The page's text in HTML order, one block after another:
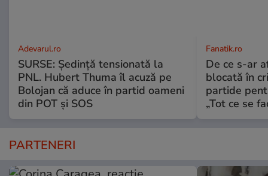
Adevarul.ro
SURSE: Ședință tensionată la
PNL. Hubert Thuma îl acuză pe
Bolojan că aduce în partid oameni
din POT și SOS
Fanatik.ro
De ce s-ar
blocată în
partide
„Tot ce se
PARTENERI